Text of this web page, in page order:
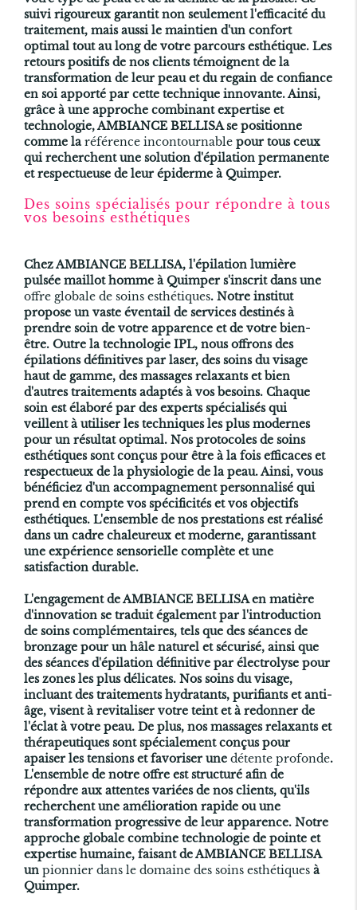
suivi rigoureux garantit non seulement l'efficacité du
traitement, mais aussi le maintien d'un confort
optimal tout au long de votre parcours esthétique. Les
retours positifs de nos clients témoignent de la
transformation de leur peau et du regain de confiance
en soi apporté par cette technique innovante. Ainsi,
grâce à une approche combinant expertise et
technologie, AMBIANCE BELLISA se positionne
comme laréférence incontournable pour tous ceux
qui recherchent une solution d'épilation permanente
et respectueuse de leur épiderme à Quimper.
Des soins spécialisés pour répondre à tous
vos besoins esthétiques
Chez AMBIANCE BELLISA, l'épilation lumière
pulsée maillot homme à Quimper s'inscrit dans une
offre globale de soins esthétiques. Notre institut
propose un vaste éventail de services destinés à
prendre soin de votre apparence et de votre bien-
être. Outre la technologie IPL, nous offrons des
épilations définitives par laser, des soins du visage
haut de gamme, des massages relaxants et bien
d'autres traitements adaptés à vos besoins. Chaque
soin est élaboré par des experts spécialisés qui
veillent à utiliser les techniques les plus modernes
pour un résultat optimal. Nos protocoles de soins
esthétiques sont conçus pour être à la fois efficaces et
respectueux de la physiologie de la peau. Ainsi, vous
bénéficiez d'un accompagnement personnalisé qui
prend en compte vos spécificités et vos objectifs
esthétiques. L'ensemble de nos prestations est réalisé
dans un cadre chaleureux et moderne, garantissant
une expérience sensorielle complète et une
satisfaction durable.
L'engagement de AMBIANCE BELLISA en matière
d'innovation se traduit également par l'introduction
de soins complémentaires, tels que des séances de
bronzage pour un hâle naturel et sécurisé, ainsi que
des séances d'épilation définitive par électrolyse pour
les zones les plus délicates. Nos soins du visage,
incluant des traitements hydratants, purifiants et anti-
âge, visent à revitaliser votre teint et à redonner de
l'éclat à votre peau. De plus, nos massages relaxants et
thérapeutiques sont spécialement conçus pour
apaiser les tensions et favoriser une détente profonde.
L'ensemble de notre offre est structuré afin de
répondre aux attentes variées de nos clients, qu'ils
recherchent une amélioration rapide ou une
transformation progressive de leur apparence. Notre
approche globale combine technologie de pointe et
expertise humaine, faisant de AMBIANCE BELLISA
un pionnier dans le domaine des soins esthétiques à
Quimper.